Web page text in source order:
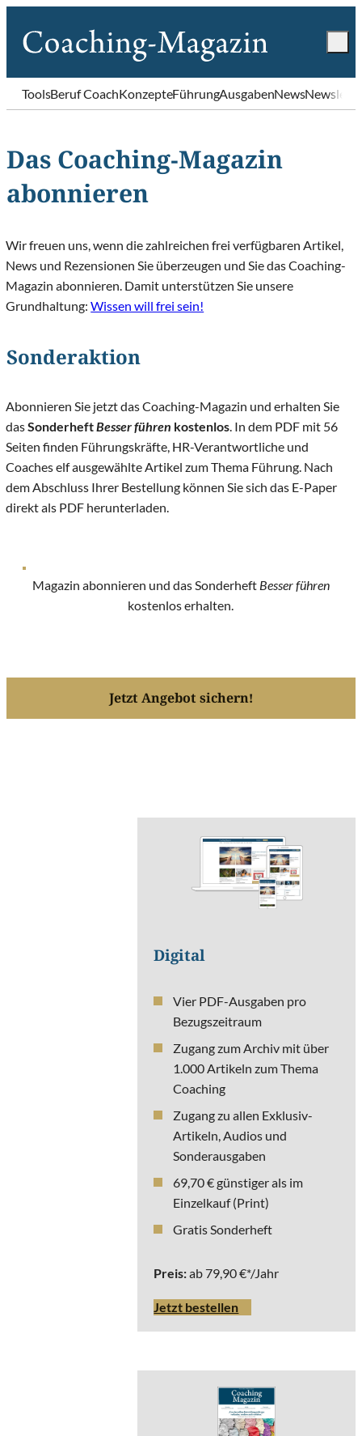
ToolsBeruf CoachKonzepteFührungAusgabenNews
Das Coaching-Magazin
abonnieren
Wir freuen uns, wenn die zahlreichen frei verfügbaren Artikel,
News und Rezensionen Sie überzeugen und Sie das Coaching-
Magazin abonnieren. Damit unterstützen Sie unsere
Grundhaltung:Wissen will frei sein!
Sonderaktion
Abonnieren Sie jetzt das Coaching-Magazin und erhalten Sie
dasSonderheftBesser führen kostenlos . In dem PDF mit 56
Seiten finden Führungskräfte, HR-Verantwortliche und
Coaches elf ausgewählte Artikel zum Thema Führung. Nach
dem Abschluss Ihrer Bestellung können Sie sich das E-Paper
direkt als PDF herunterladen.
Magazin abonnieren und das Sonderheft Besser führen
kostenlos erhalten.
Jetzt Angebot sichern!
Digital
Vier PDF-Ausgaben pro
Bezugszeitraum
Zugang zum Archiv mit über
1.000 Artikeln zum Thema
Coaching
Zugang zu allen Exklusiv-
Artikeln, Audios und
Sonderausgaben
69,70 € günstiger als im
Einzelkauf (Print)
Gratis Sonderheft
Preis:ab 79,90 €*/Jahr
Jetzt bestellen